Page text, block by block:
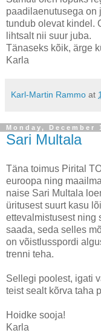
paadilaenutusega on
tundub olevat kindel.
lihtsalt nii suur juba.
Tänaseks kõik, ärge
Karla
Karl-Martin Rammo at
Monday, December
Sari Multala
Täna toimus Pirital
euroopa ning
naise Sari Multala
üritusest suurt kasu
ettevalmistusest ning
saada, seda selles
on võistlusspordi
trenni teha.
Sellegi poolest, igati
teist sealt kõrva taha
Hoidke sooja!
Karla